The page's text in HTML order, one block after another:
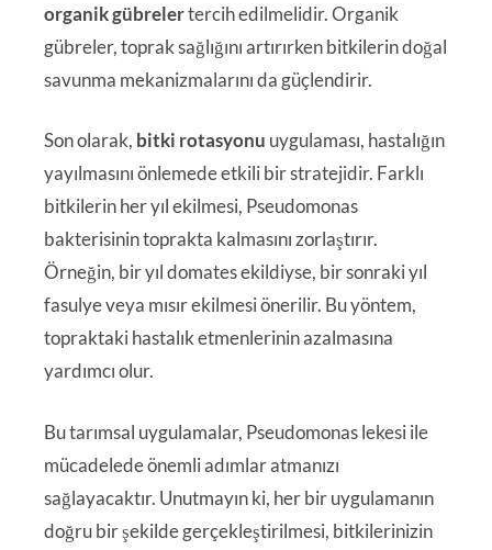
organik gübrelertercih edilmelidir. Organik
gübreler, toprak sağlığını artırırken bitkilerin doğal
savunma mekanizmalarını da güçlendirir.
Son olarak, bitki rotasyonu uygulaması, hastalığın
yayılmasını önlemede etkili bir stratejidir. Farklı
bitkilerin her yıl ekilmesi, Pseudomonas
bakterisinin toprakta kalmasını zorlaştırır.
Örneğin, bir yıl domates ekildiyse, bir sonraki yıl
fasulye veya mısır ekilmesi önerilir. Bu yöntem,
topraktaki hastalık etmenlerinin azalmasına
yardımcı olur.
Bu tarımsal uygulamalar, Pseudomonas lekesi ile
mücadelede önemli adımlar atmanızı
sağlayacaktır. Unutmayın ki, her bir uygulamanın
doğru bir şekilde gerçekleştirilmesi, bitkilerinizin